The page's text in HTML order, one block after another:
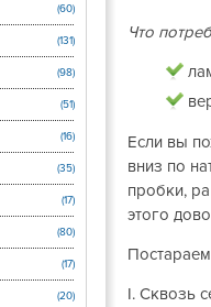
(60)
(131)
(98)
(51)
(16)
(35)
(17)
(80)
(17)
(20)
Что
Если вы
вниз по
пробки,
этого
I. Сквозь